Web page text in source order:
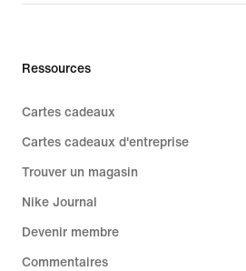
Ressources
Cartes cadeaux
Cartes cadeaux d'entreprise
Trouver un magasin
Nike Journal
Devenir membre
Commentaires